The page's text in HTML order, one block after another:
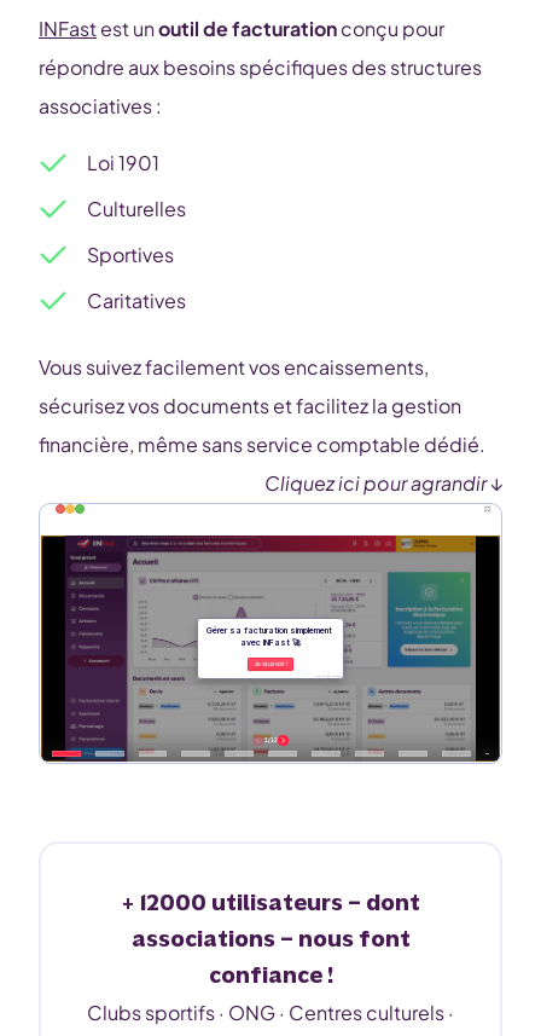
INFastest unoutil de facturationconçu pour
répondre aux besoins spécifiques des structures
associatives :
Loi 1901
Culturelles
Sportives
Caritatives
Vous suivez facilement vos encaissements,
sécurisez vos documents et facilitez la gestion
financière, même sans service comptable dédié.
Cliquez ici pour agrandir↓
+ 12000 utilisateurs – dont
associations – nous font
confiance !
Clubs sportifs · ONG · Centres culturels ·